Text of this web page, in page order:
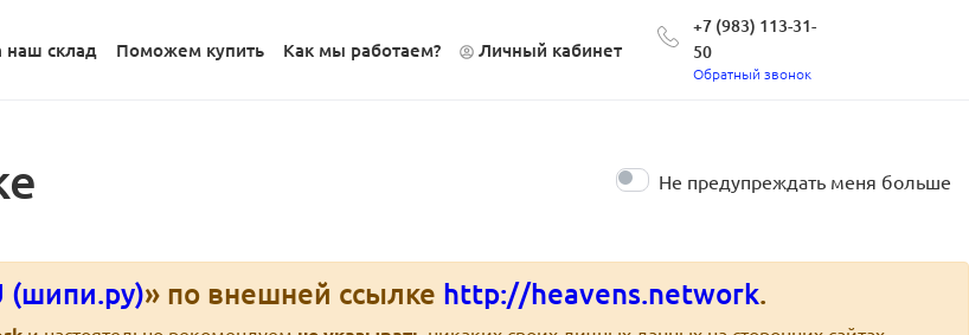
наш склад Поможем купить Как мы работаем? Личный кабинет
+7 (983) 113-31-
50
Обратный звонок
Не предупреждать меня больше
(шипи.ру)» по внешней ссылке http://heavens.network.